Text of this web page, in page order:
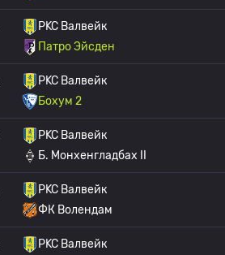
РKC Валвейк
Патро Эйсден
РKC Валвейк
Бохум 2
РKC Валвейк
Б. Монхенгладбах II
РKC Валвейк
ФК Волендам
РKC Валвейк